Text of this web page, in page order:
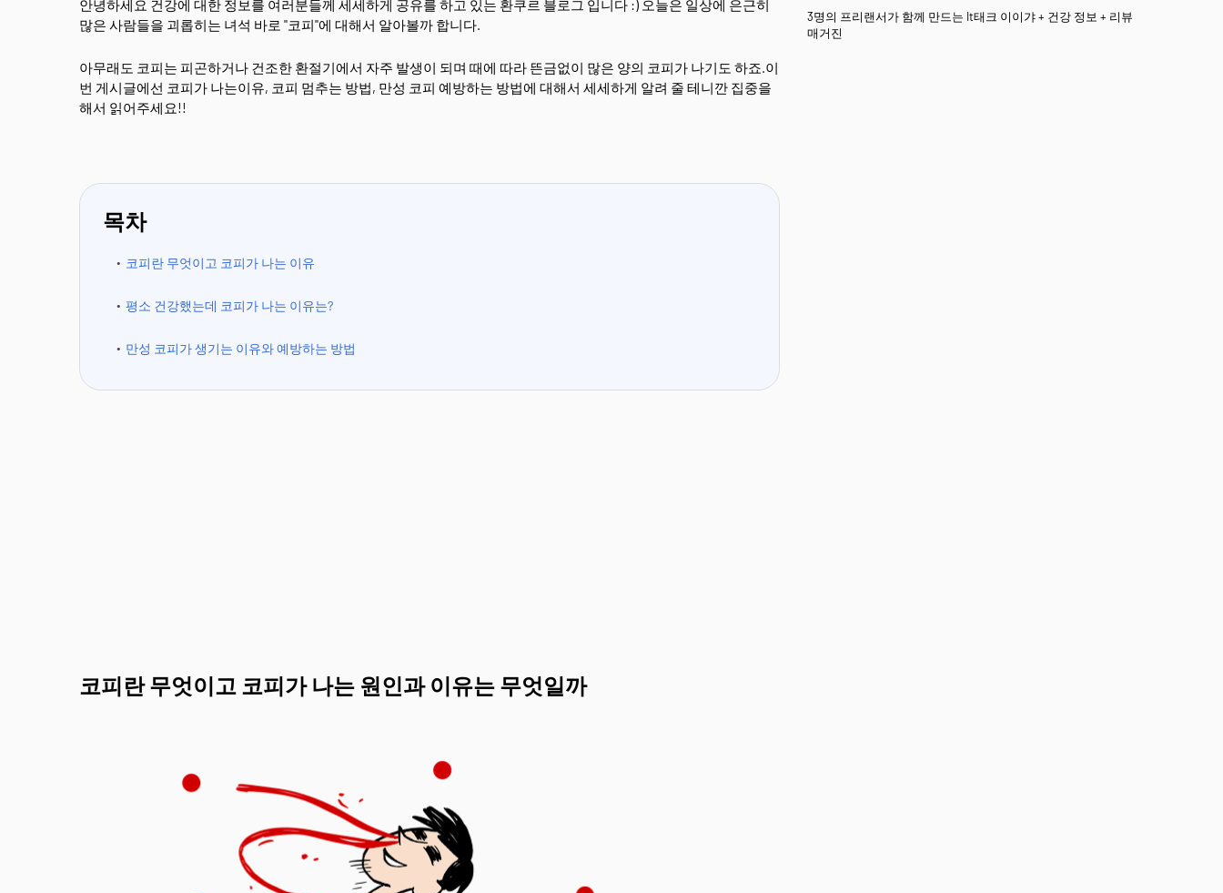
안녕하세요 건강에 대한 정보를 여러분들께 세세하게 공유를 하고 있는 환쿠르 블로그 입니다 :) 오늘은 일상에 은근히
많은 사람들을 괴롭히는 녀석 바로 "코피"에 대해서 알아볼까 합니다.
아무래도 코피는 피곤하거나 건조한 환절기에서 자주 발생이 되며 때에 따라 뜬금없이 많은 양의 코피가 나기도 하죠.이
번 게시글에선 코피가 나는이유, 코피 멈추는 방법, 만성 코피 예방하는 방법에 대해서 세세하게 알려 줄 테니깐 집중을
해서 읽어주세요!!
목차
코피란 무엇이고 코피가 나는 이유
평소 건강했는데 코피가 나는 이유는?
만성 코피가 생기는 이유와 예방하는 방법
코피란 무엇이고 코피가 나는 원인과 이유는 무엇일까
3명의 프리랜서가 함께 만드는 It태크 이이갸 + 건강 정보 + 리뷰
매거진